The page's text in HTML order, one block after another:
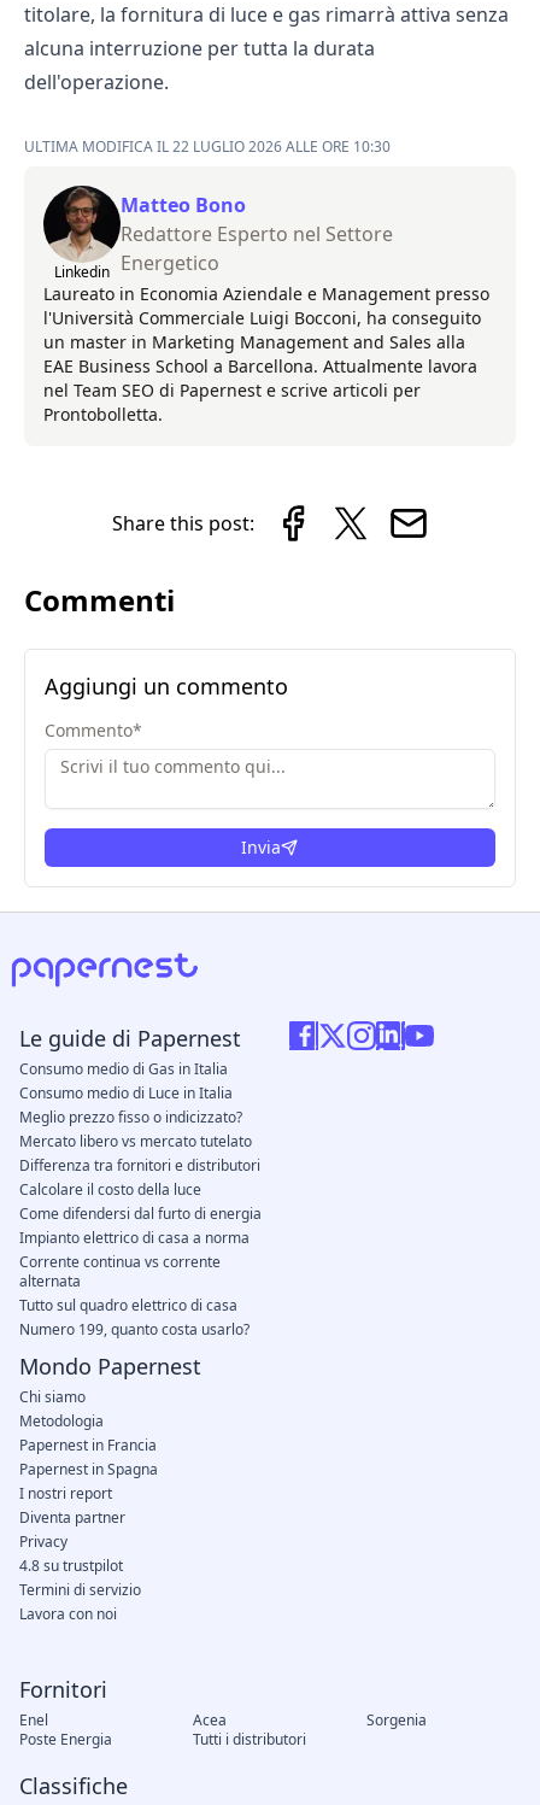
titolare, la fornitura di luce e gas rimarrà attiva senza
alcuna interruzione per tutta la durata
dell'operazione.
ULTIMA MODIFICA IL 22 LUGLIO 2026 ALLE ORE 10:30
Linkedin
Matteo Bono
Redattore Esperto nel Settore
Energetico
Laureato in Economia Aziendale e Management presso
l'Università Commerciale Luigi Bocconi, ha conseguito
un master in Marketing Management and Sales alla
EAE Business School a Barcellona. Attualmente lavora
nel Team SEO di Papernest e scrive articoli per
Prontobolletta.
Share this post:
Commenti
Aggiungi un commento
Commento*
Invia
Fornitori
Enel Acea
Sorgenia
Poste Energia
Tutti i distributori
Classifiche
Le guide di Papernest
Consumo medio di Gas in Italia
Consumo medio di Luce in Italia
Meglio prezzo fisso o indicizzato?
Mercato libero vs mercato tutelato
Differenza tra fornitori e distributori
Calcolare il costo della luce
Come difendersi dal furto di energia
Impianto elettrico di casa a norma
Corrente continua vs corrente
alternata
Tutto sul quadro elettrico di casa
Numero 199, quanto costa usarlo?
Mondo Papernest
Chi siamo
Metodologia
Papernest in Francia
Papernest in Spagna
I nostri report
Diventa partner
Privacy
4.8 su trustpilot
Termini di servizio
Lavora con noi